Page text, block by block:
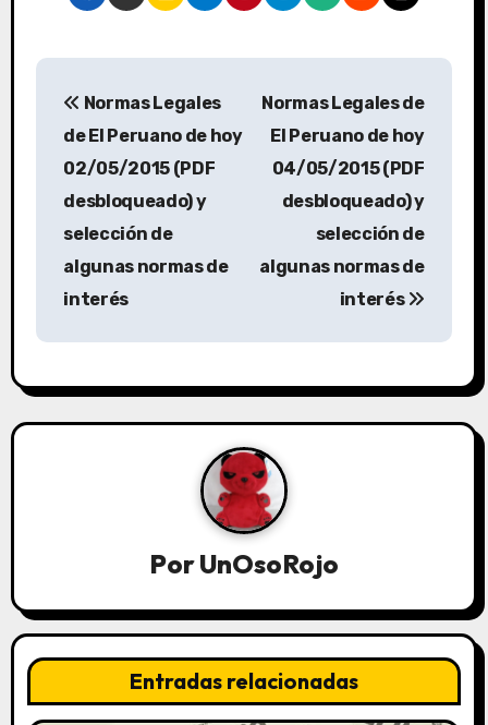
Normas Legales
de El Peruano de hoy
02/05/2015 (PDF
desbloqueado) y
selección de
algunas normas de
interés
Normas Legales de
El Peruano de hoy
04/05/2015 (PDF
desbloqueado) y
selección de
algunas normas de
interés
PorUnOsoRojo
Entradas relacionadas